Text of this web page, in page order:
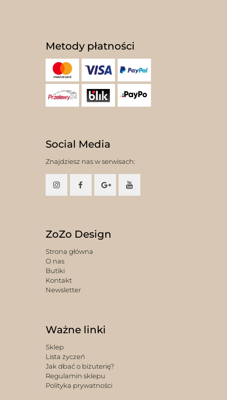
Metody płatności
Social Media
Znajdziesz nas w serwisach:
ZoZo Design
Strona główna
O nas
Butiki
Kontakt
Newsletter
Ważne linki
Sklep
Lista życzeń
Jak dbać o biżuterię?
Regulamin sklepu
Polityka prywatności